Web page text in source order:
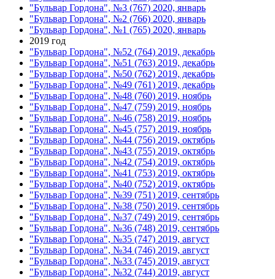
"Бульвар Гордона", №3 (767) 2020, январь
"Бульвар Гордона", №2 (766) 2020, январь
"Бульвар Гордона", №1 (765) 2020, январь
2019 год
"Бульвар Гордона", №52 (764) 2019, декабрь
"Бульвар Гордона", №51 (763) 2019, декабрь
"Бульвар Гордона", №50 (762) 2019, декабрь
"Бульвар Гордона", №49 (761) 2019, декабрь
"Бульвар Гордона", №48 (760) 2019, ноябрь
"Бульвар Гордона", №47 (759) 2019, ноябрь
"Бульвар Гордона", №46 (758) 2019, ноябрь
"Бульвар Гордона", №45 (757) 2019, ноябрь
"Бульвар Гордона", №44 (756) 2019, октябрь
"Бульвар Гордона", №43 (755) 2019, октябрь
"Бульвар Гордона", №42 (754) 2019, октябрь
"Бульвар Гордона", №41 (753) 2019, октябрь
"Бульвар Гордона", №40 (752) 2019, октябрь
"Бульвар Гордона", №39 (751) 2019, сентябрь
"Бульвар Гордона", №38 (750) 2019, сентябрь
"Бульвар Гордона", №37 (749) 2019, сентябрь
"Бульвар Гордона", №36 (748) 2019, сентябрь
"Бульвар Гордона", №35 (747) 2019, август
"Бульвар Гордона", №34 (746) 2019, август
"Бульвар Гордона", №33 (745) 2019, август
"Бульвар Гордона", №32 (744) 2019, август